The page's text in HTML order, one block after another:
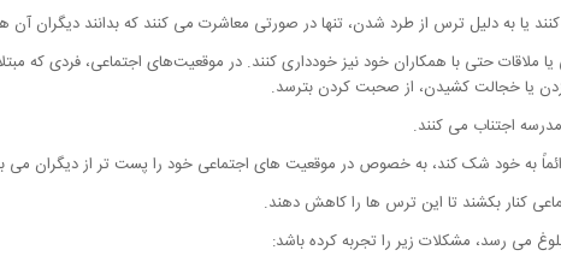
یا به دلیل ترس از طرد شدن، تنها در صورتی معاشرت می کنند که بدانند دیگران آن
حتی با همکاران خود نیز خودداری کنند. در موقعیت‌های اجتماعی، فردی که
یا خجالت کشیدن، از صحبت کردن بترسد.
اجتناب می کنند.
به خود شک کند، به خصوص در موقعیت های اجتماعی خود را پست تر از دیگران می
کنار بکشند تا این ترس ها را کاهش دهند.
می رسد، مشکلات زیر را تجربه کرده باشد: